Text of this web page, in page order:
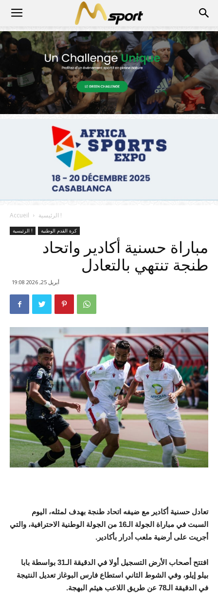
Accueil الرئيسية !
الرئيسية ! كرة القدم الوطنية
مباراة حسنية أكادير واتحاد
طنجة تنتهي بالتعادل
أبريل 25, 2026 19:08
تعادل حسنية أكادير مع ضيفه اتحاد طنجة بهدف لمثله، اليوم
السبت في مباراة الجولة الـ16 من الجولة الوطنية الاحترافية، والتي
أجريت على أرضية ملعب أدرار بأكادير.
افتتح أصحاب الأرض التسجيل أولا في الدقيقة الـ31 بواسطة بابا
بيلو إيلو، وفي الشوط الثاني استطاع فارس البوغاز تعديل النتيجة
في الدقيقة الـ78 عن طريق اللاعب هيثم البهجة.